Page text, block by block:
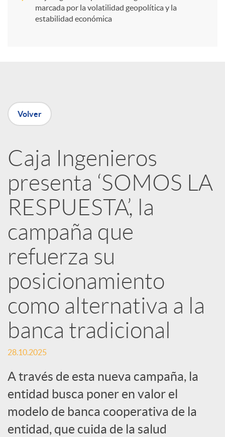
n
e
d
e
s
S
o
c
i
a
marcada por la volatilidad geopolítica y la
estabilidad económica
Volver
Caja Ingenieros
presenta ‘SOMOS LA
RESPUESTA’, la
campaña que
refuerza su
posicionamiento
como alternativa a la
banca tradicional
28.10.2025
A través de esta nueva campaña, la
entidad busca poner en valor el
modelo de banca cooperativa de la
entidad, que cuida de la salud